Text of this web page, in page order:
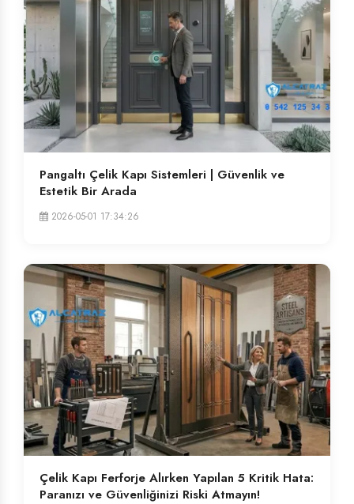
Pangaltı Çelik Kapı Sistemleri | Güvenlik ve
Estetik Bir Arada
2026-05-01 17:34:26
Çelik Kapı Ferforje Alırken Yapılan 5 Kritik Hata:
Paranızı ve Güvenliğinizi Riski Atmayın!